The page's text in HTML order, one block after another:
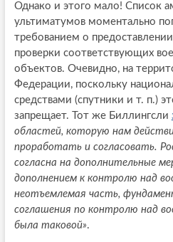
Однако и этого мало! Список
ультиматумов моментально
требованием о
проверки соответствующих
объектов. Очевидно, на
Федерации, поскольку
средствами (спутники и т. п.)
запрещает. Тот же Биллингсли
областей, которую нам
проработать и согласовать.
согласна на дополнительные
дополнением к контролю над
неотъемлемая часть,
соглашения по контролю над
была таковой».